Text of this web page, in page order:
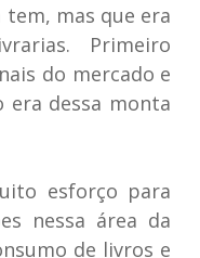
mas que era
Primeiro
do mercado e
era dessa monta
esforço para
nessa área da
de livros e